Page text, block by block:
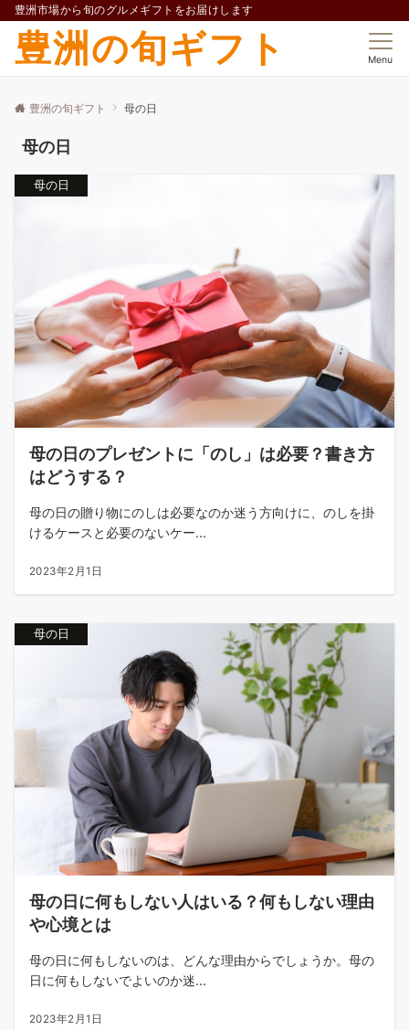
豊洲市場から旬のグルメギフトをお届けします
豊洲の旬ギフト Menu
豊洲の旬ギフト 母の日
母の日
母の日
母の日のプレゼントに「のし」は必要？書き方
はどうする？
母の日の贈り物にのしは必要なのか迷う方向けに、のしを掛
けるケースと必要のないケー...
2023年2月1日
母の日
母の日に何もしない人はいる？何もしない理由
や心境とは
母の日に何もしないのは、どんな理由からでしょうか。母の
日に何もしないでよいのか迷...
2023年2月1日